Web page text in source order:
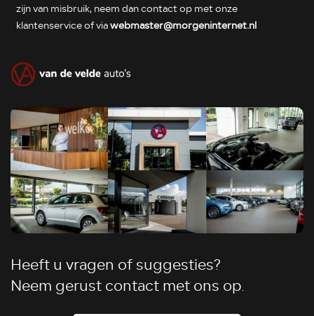
zijn van misbruik, neem dan contact op met onze
klantenservice of viawebmaster@morgeninternet.nl
Heeft u vragen of suggesties?
Neem gerust contact met ons op.